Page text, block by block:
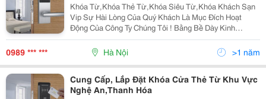
Khóa Từ,Khóa Thẻ Từ,Khóa Siêu Từ,Khóa Khách Sạn
Vip Sự Hài Lòng Của Quý Khách Là Mục Đích Hoạt
Động Của Công Ty Chúng Tôi ! Bằng Bề Dày Kinh
Nghiệm Lâu Năm Trong Lĩnh Vực Khóa Thẻ Từ,Thiết Bị
Kiểm Soát Thang Máy,Lắp Đặt Và Phân Phối Đến Toàn
0989 *** *** Hà Nội >1 năm
Cung Cấp, Lắp Đặt Khóa Cửa Thẻ Từ Khu Vực
Nghệ An,Thanh Hóa